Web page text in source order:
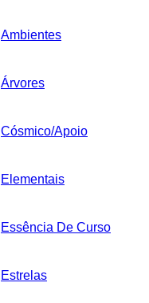
Ambientes
Árvores
Cósmico/Apoio
Elementais
Essência De Curso
Estrelas